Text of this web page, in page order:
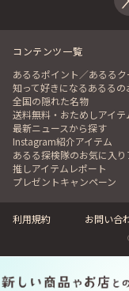
コンテンツ一覧
あるるポイント／あるるク
知って好きになるあるるの
全国の隠れた名物
送料無料・おためしアイテ
最新ニュースから探す
Instagram紹介アイテム
あるる探検隊のお気に入り
推しアイテムレポート
プレゼントキャンペーン
利用規約 お問い合